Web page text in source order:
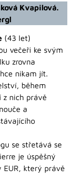
Kvapilová.
(43 let)
večeři ke svým
zrovna
nikam jít.
během
z nich právě
a
se střetává se
je úspěšný
EUR, který právě